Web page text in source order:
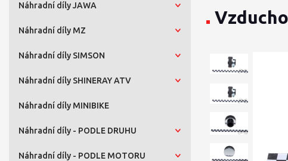
Náhradní díly JAWA
Náhradní díly MZ
Náhradní díly SIMSON
Náhradní díly SHINERAY ATV
Náhradní díly MINIBIKE
Náhradní díly - PODLE DRUHU
Náhradní díly - PODLE MOTORU